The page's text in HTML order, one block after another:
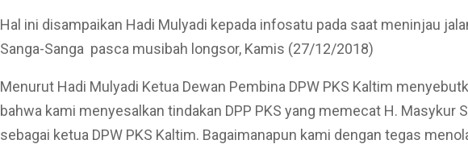
Hal ini disampaikan Hadi Mulyadi kepada infosatu pada saat meninjau
Sanga-Sanga pasca musibah longsor, Kamis (27/12/2018)
Menurut Hadi Mulyadi Ketua Dewan Pembina DPW PKS Kaltim
bahwa kami menyesalkan tindakan DPP PKS yang memecat H. Masykur
sebagai ketua DPW PKS Kaltim. Bagaimanapun kami dengan tegas